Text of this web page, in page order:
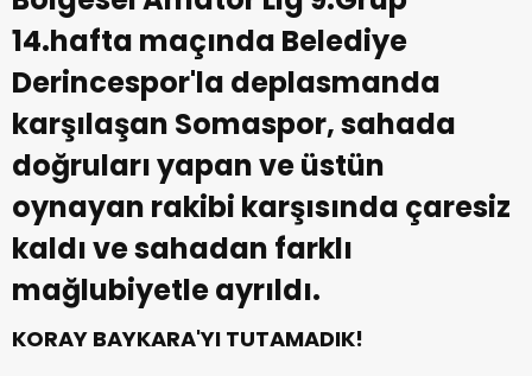
14.hafta maçında Belediye
Derincespor'la deplasmanda
karşılaşan Somaspor, sahada
doğruları yapan ve üstün
oynayan rakibi karşısında çaresiz
kaldı ve sahadan farklı
mağlubiyetle ayrıldı.
KORAY BAYKARA'YI TUTAMADIK!